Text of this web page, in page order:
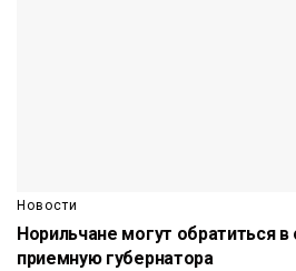
Новости
Норильчане могут обратиться
приемную губернатора